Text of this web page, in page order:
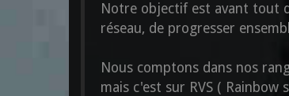
Notre objectif est avant tout
réseau, de progresser
Nous comptons dans nos
mais c'est sur RVS ( Rainbow